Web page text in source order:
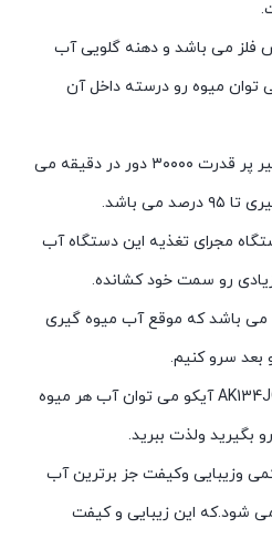
فلز می باشد و دهنه گلویی آب
میوه رو درسته داخل آن
سرعت چرخش این آب میوه گیر پر قدرت ۳۰۰۰۰ دور در دقیقه می
باشد.
مجرای تغذیه این دستگاه آب
رو سمت خود کشانده.
می باشد که موقع آب میوه گیری
بعد سرو کنیم.
با داشتن یک آبمیوه گیر تک AK134JC آیکو می توان آب هر میوه
بگیرید ولذت ببرید.
وزیبایی وکیفت جز برترین آب
شود.که این زیبایی و کیفت